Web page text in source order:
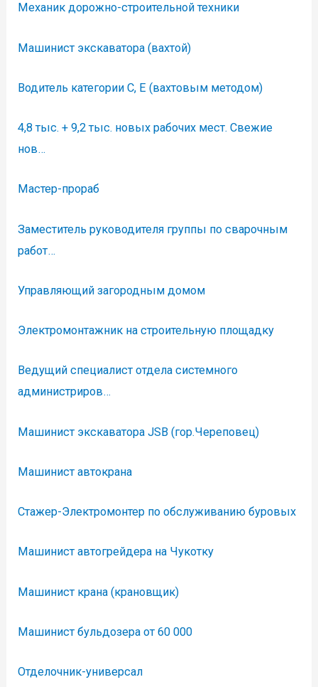
Механик дорожно-строительной техники
Машинист экскаватора (вахтой)
Водитель категории С, E (вахтовым методом)
4,8 тыс. + 9,2 тыс. новых рабочих мест. Свежие
нов…
Мастер-прораб
Заместитель руководителя группы по сварочным
работ…
Управляющий загородным домом
Электромонтажник на строительную площадку
Ведущий специалист отдела системного
администриров…
Машинист экскаватора JSB (гор.Череповец)
Машинист автокрана
Стажер-Электромонтер по обслуживанию буровых
Машинист автогрейдера на Чукотку
Машинист крана (крановщик)
Машинист бульдозера от 60 000
Отделочник-универсал